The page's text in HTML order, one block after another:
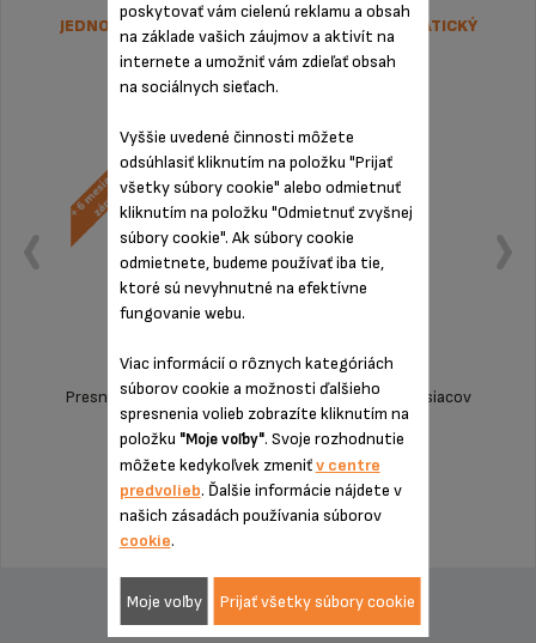
JEDNORAZOVÁ PEVNÁ CENA OPRAVY - AUTOMATICKÝ
KÁVOVAR KRUPS
Presná suma bez nepríjemných prekvapení! O 6 mesiacov
dlhšia záruka
169,99 €
poskytovať vám cielenú reklamu a obsah
na základe vašich záujmov a aktivít na
internete a umožniť vám zdieľať obsah
na sociálnych sieťach.
Vyššie uvedené činnosti môžete
odsúhlasiť kliknutím na položku "Prijať
všetky súbory cookie" alebo odmietnuť
kliknutím na položku "Odmietnuť zvyšnej
súbory cookie". Ak súbory cookie
odmietnete, budeme používať iba tie,
ktoré sú nevyhnutné na efektívne
fungovanie webu.
Viac informácií o rôznych kategóriách
súborov cookie a možnosti ďalšieho
spresnenia volieb zobrazíte kliknutím na
položku "Moje voľby". Svoje rozhodnutie
môžete kedykoľvek zmeniťv centre
predvolieb. Ďalšie informácie nájdete v
našich zásadách používania súborov
cookie.
Moje voľby Prijať všetky súbory cookie